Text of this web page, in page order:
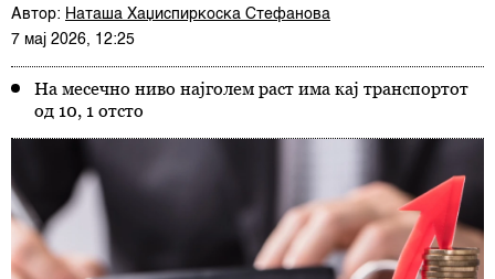
Автор: Наташа Хаџиспиркоска Стефанова
7 мај 2026, 12:25
На месечно ниво најголем раст има кај транспортот
од 10, 1 отсто